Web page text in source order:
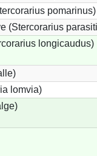
pomarinus)
(Stercorarius
longicaudus)
lomvia)